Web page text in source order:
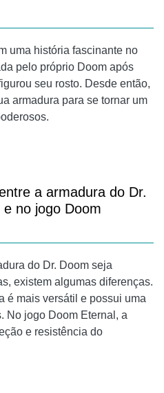
uma história fascinante no
pelo próprio Doom após
seu rosto. Desde então,
armadura para se tornar um
a armadura do Dr.
no jogo Doom
do Dr. Doom seja
existem algumas diferenças.
é mais versátil e possui uma
No jogo Doom Eternal, a
e resistência do